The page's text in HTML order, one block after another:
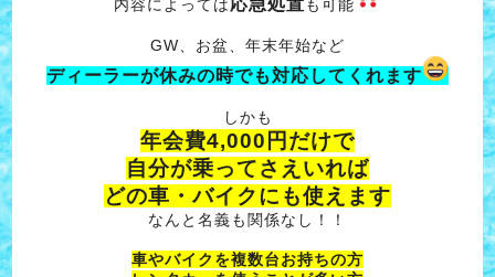
内容によっては応急処置も可能
GW、お盆、年末年始など
ディーラーが休みの時でも対応してくれます
しかも
年会費4,000円だけで
自分が乗ってさえいれば
どの車・バイクにも使えます
なんと名義も関係なし！！
車やバイクを複数台お持ちの方